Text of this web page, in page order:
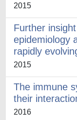
2015
Further
epidemiology
rapidly
2015
The immune
their
2016